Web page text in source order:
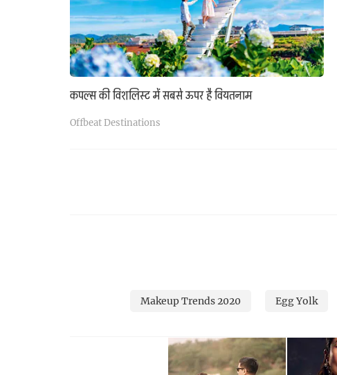
कपल्स की विशलिस्ट में सबसे ऊपर है वियतनाम
Offbeat Destinations
Makeup Trends 2020 Egg Yolk